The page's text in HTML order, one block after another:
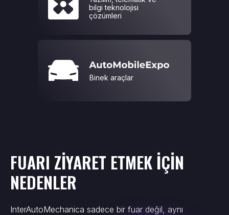
bilgi teknolojisi
çözümleri
Binek araçlar
FUARI ZİYARET ETMEK İÇİN
NEDENLER
InterAutoMechanica sadece bir fuar değil, aynı